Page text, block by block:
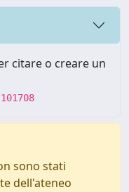
citare o creare un
sono stati
dell'ateneo